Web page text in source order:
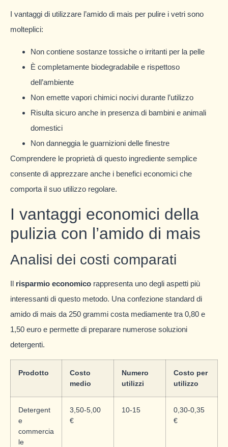
I vantaggi di utilizzare l’amido di mais per pulire i vetri sono
molteplici:
Non contiene sostanze tossiche o irritanti per la pelle
È completamente biodegradabile e rispettoso
dell’ambiente
Non emette vapori chimici nocivi durante l’utilizzo
Risulta sicuro anche in presenza di bambini e animali
domestici
Non danneggia le guarnizioni delle finestre
Comprendere le proprietà di questo ingrediente semplice
consente di apprezzare anche i benefici economici che
comporta il suo utilizzo regolare.
I vantaggi economici della
pulizia con l’amido di mais
Analisi dei costi comparati
Il risparmio economico rappresenta uno degli aspetti più
interessanti di questo metodo. Una confezione standard di
amido di mais da 250 grammi costa mediamente tra 0,80 e
1,50 euro e permette di preparare numerose soluzioni
detergenti.
Prodotto
Costo
medio
Numero
utilizzi
Costo per
utilizzo
Detergent
e
commercia
le
3,50-5,00
€
10-15
0,30-0,35
€